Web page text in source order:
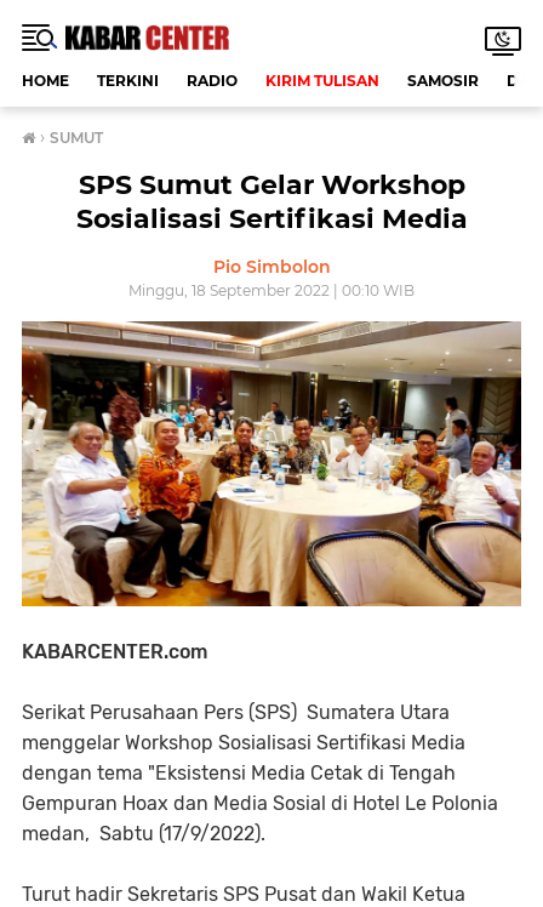
HOME TERKINI RADIO KIRIM TULISAN SAMOSIR
› SUMUT
SPS Sumut Gelar Workshop
Sosialisasi Sertifikasi Media
Pio Simbolon
Minggu, 18 September 2022 | 00:10 WIB
KABARCENTER.com
Serikat Perusahaan Pers (SPS) Sumatera Utara
menggelar Workshop Sosialisasi Sertifikasi Media
dengan tema "Eksistensi Media Cetak di Tengah
Gempuran Hoax dan Media Sosial di Hotel Le Polonia
medan, Sabtu (17/9/2022).
Turut hadir Sekretaris SPS Pusat dan Wakil Ketua